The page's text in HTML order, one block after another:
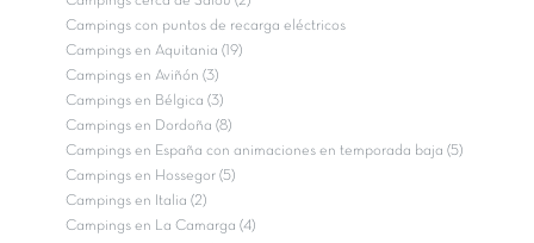
Campings con puntos de recarga eléctricos
Campings en Aquitania (19)
Campings en Aviñón (3)
Campings en Bélgica (3)
Campings en Dordoña (8)
Campings en España con animaciones en temporada baja (5)
Campings en Hossegor (5)
Campings en Italia (2)
Campings en La Camarga (4)